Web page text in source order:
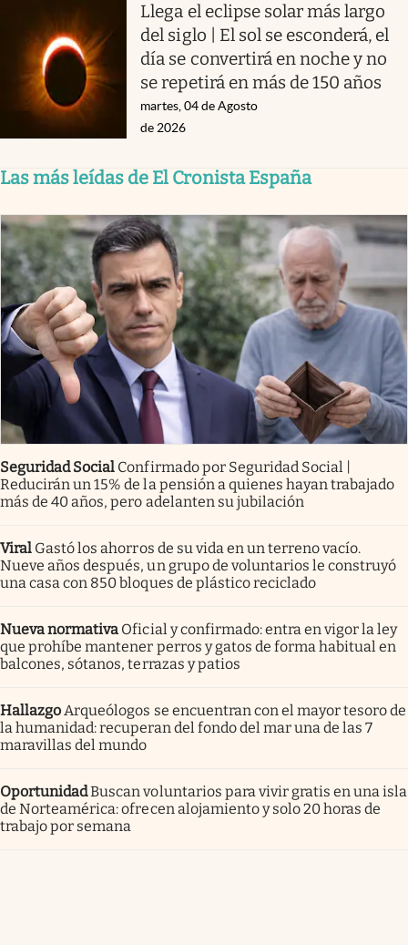
Llega el eclipse solar más largo
del siglo | El sol se esconderá, el
día se convertirá en noche y no
se repetirá en más de 150 años
martes, 04 de Agosto
de 2026
Las más leídas de El Cronista España
Seguridad Social Confirmado por Seguridad Social |
Reducirán un 15% de la pensión a quienes hayan trabajado
más de 40 años, pero adelanten su jubilación
Viral Gastó los ahorros de su vida en un terreno vacío.
Nueve años después, un grupo de voluntarios le construyó
una casa con 850 bloques de plástico reciclado
Nueva normativa Oficial y confirmado: entra en vigor la ley
que prohíbe mantener perros y gatos de forma habitual en
balcones, sótanos, terrazas y patios
Hallazgo Arqueólogos se encuentran con el mayor tesoro de
la humanidad: recuperan del fondo del mar una de las 7
maravillas del mundo
OportunidadBuscan voluntarios para vivir gratis en una isla
de Norteamérica: ofrecen alojamiento y solo 20 horas de
trabajo por semana